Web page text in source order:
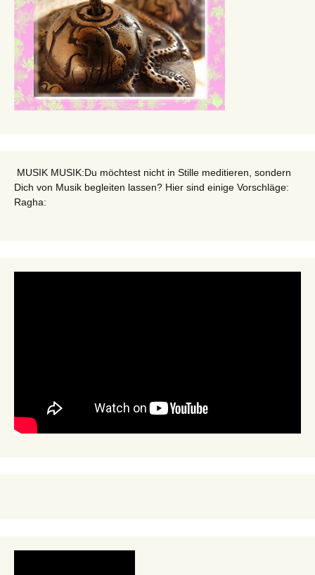
MUSIK MUSIK:Du möchtest nicht in Stille meditieren, sondern
Dich von Musik begleiten lassen? Hier sind einige Vorschläge:
Ragha: